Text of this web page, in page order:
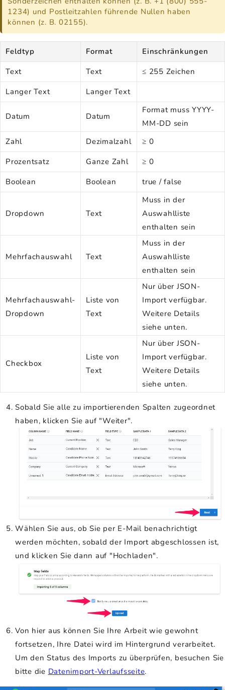
1234) und Postleitzahlen führende Nullen haben
können (z. B. 02155).
Feldtyp Format
Einschränkungen
Text
Text
≤ 255 Zeichen
Langer Text
Langer Text
Datum Datum
Format muss YYYY-
MM-DD sein
Zahl
Dezimalzahl
≥ 0
Prozentsatz
Ganze Zahl
≥ 0
Boolean
Boolean true / false
Dropdown Text
Muss in der
Auswahlliste
enthalten sein
Mehrfachauswahl Text
Muss in der
Auswahlliste
enthalten sein
Mehrfachauswahl-
Dropdown
Liste von
Text
Nur über JSON-
Import verfügbar.
Weitere Details
siehe unten.
Checkbox
Liste von
Text
Nur über JSON-
Import verfügbar.
Weitere Details
siehe unten.
Sobald Sie alle zu importierenden Spalten zugeordnet
haben, klicken Sie auf "Weiter".
Wählen Sie aus, ob Sie per E-Mail benachrichtigt
werden möchten, sobald der Import abgeschlossen ist,
und klicken Sie dann auf "Hochladen".
Von hier aus können Sie Ihre Arbeit wie gewohnt
fortsetzen, Ihre Datei wird im Hintergrund verarbeitet.
Um den Status des Imports zu überprüfen, besuchen Sie
bitte die Datenimport-Verlaufsseite.